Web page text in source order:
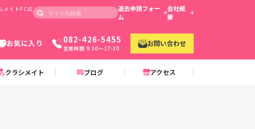
メイトFC広
退去申請フォー
ム
会社概
要
お気に入り 082-426-5455
営業時間 9:30〜17:30
お問い合わせ
クラシメイト ブログ アクセス